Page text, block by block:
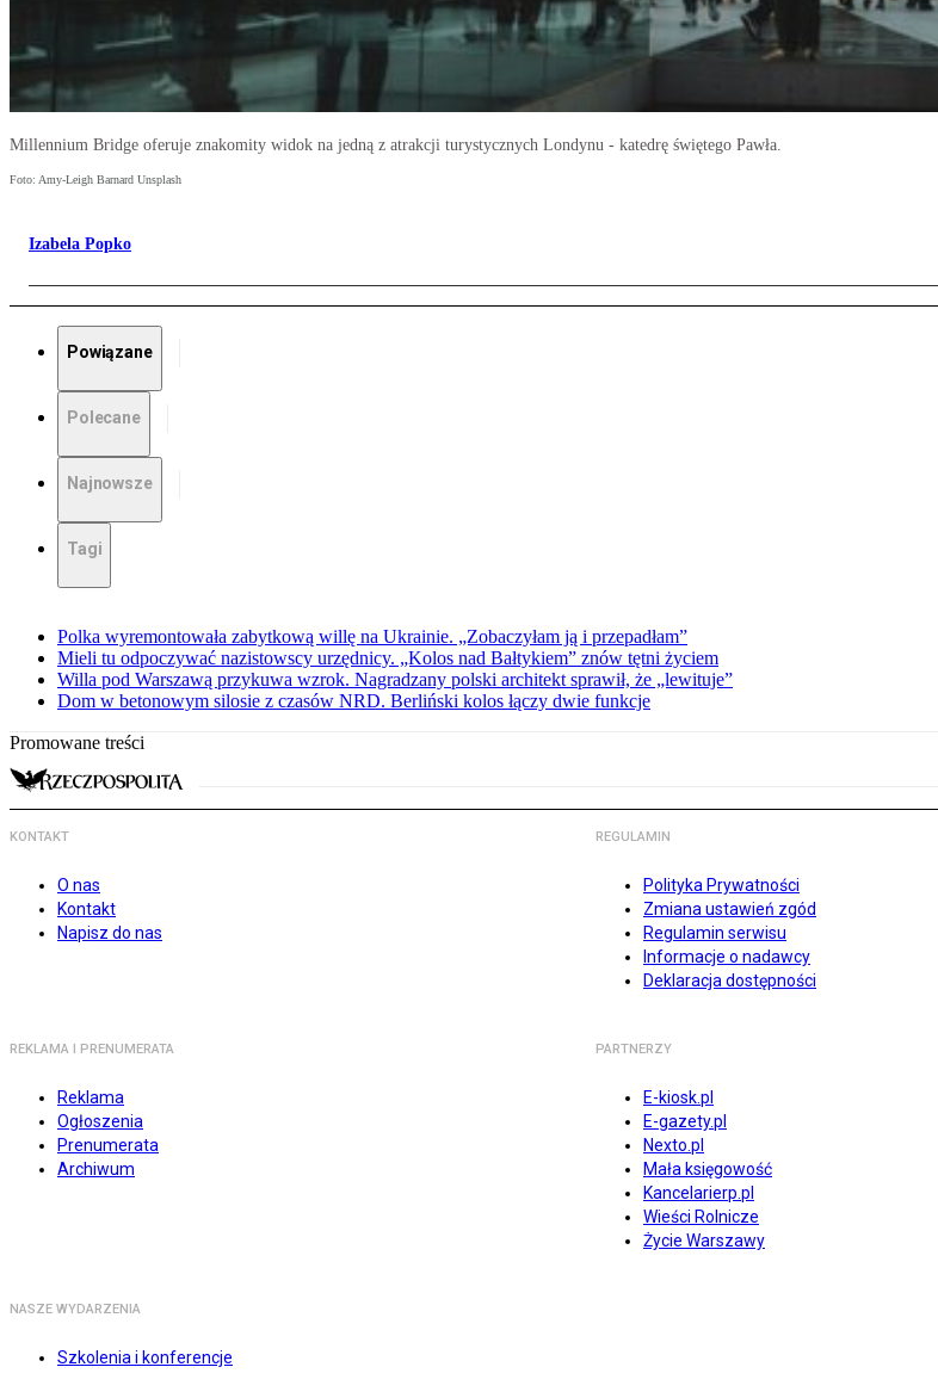
Millennium Bridge oferuje znakomity widok na jedną z atrakcji turystycznych Londynu - katedrę świętego Pawła.
Foto: Amy-Leigh Barnard Unsplash
Izabela Popko
Powiązane
Polecane
Najnowsze
Tagi
Polka wyremontowała zabytkową willę na Ukrainie. „Zobaczyłam ją i przepadłam”
Mieli tu odpoczywać nazistowscy urzędnicy. „Kolos nad Bałtykiem” znów tętni życiem
Willa pod Warszawą przykuwa wzrok. Nagradzany polski architekt sprawił, że „lewituje”
Dom w betonowym silosie z czasów NRD. Berliński kolos łączy dwie funkcje
Promowane treści
KONTAKT
O nas
Kontakt
Napisz do nas
REGULAMIN
Polityka Prywatności
Zmiana ustawień zgód
Regulamin serwisu
Informacje o nadawcy
Deklaracja dostępności
REKLAMA I PRENUMERATA
Reklama
Ogłoszenia
Prenumerata
Archiwum
PARTNERZY
E-kiosk.pl
E-gazety.pl
Nexto.pl
Mała księgowość
Kancelarierp.pl
Wieści Rolnicze
Życie Warszawy
NASZE WYDARZENIA
Szkolenia i konferencje